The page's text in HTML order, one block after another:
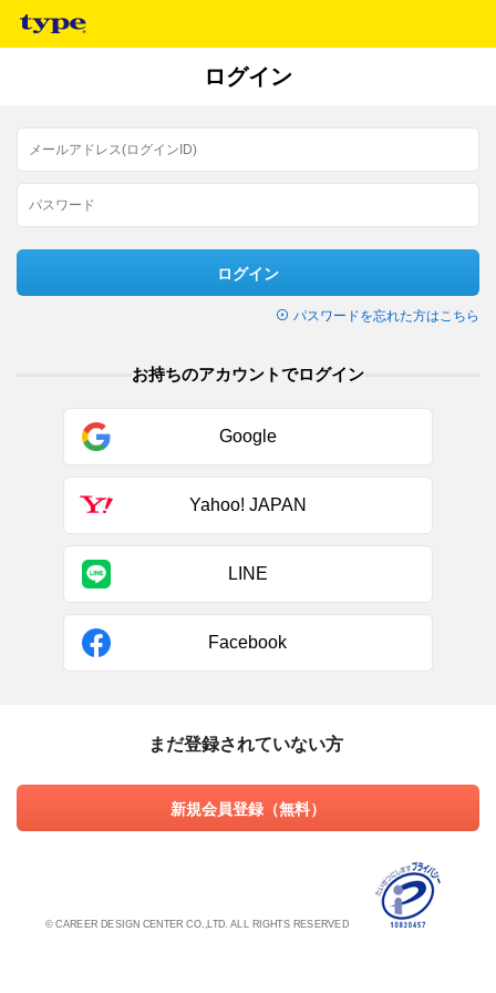
ログイン
ログイン
パスワードを忘れた方はこちら
お持ちのアカウントでログイン
Google
Yahoo! JAPAN
LINE
Facebook
まだ登録されていない方
新規会員登録（無料）
© CAREER DESIGN CENTER CO.,LTD. ALL RIGHTS RESERVED